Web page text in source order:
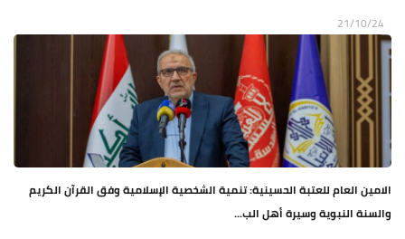
21/10/24
الامين العام للعتبة الحسينية: تنمية الشخصية الإسلامية وفق القرآن الكريم
والسنة النبوية وسيرة أهل الب...